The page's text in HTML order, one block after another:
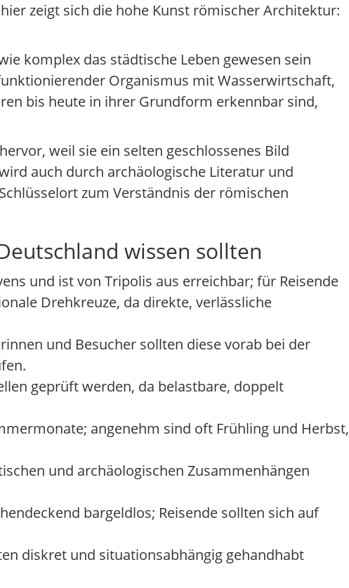
zeigt sich die hohe Kunst römischer Architektur:
komplex das städtische Leben gewesen sein
Organismus mit Wasserwirtschaft,
bis heute in ihrer Grundform erkennbar sind,
weil sie ein selten geschlossenes Bild
auch durch archäologische Literatur und
zum Verständnis der römischen
wissen sollten
und ist von Tripolis aus erreichbar; für Reisende
Drehkreuze, da direkte, verlässliche
und Besucher sollten diese vorab bei der
geprüft werden, da belastbare, doppelt
angenehm sind oft Frühling und Herbst,
und archäologischen Zusammenhängen
bargeldlos; Reisende sollten sich auf
diskret und situationsabhängig gehandhabt